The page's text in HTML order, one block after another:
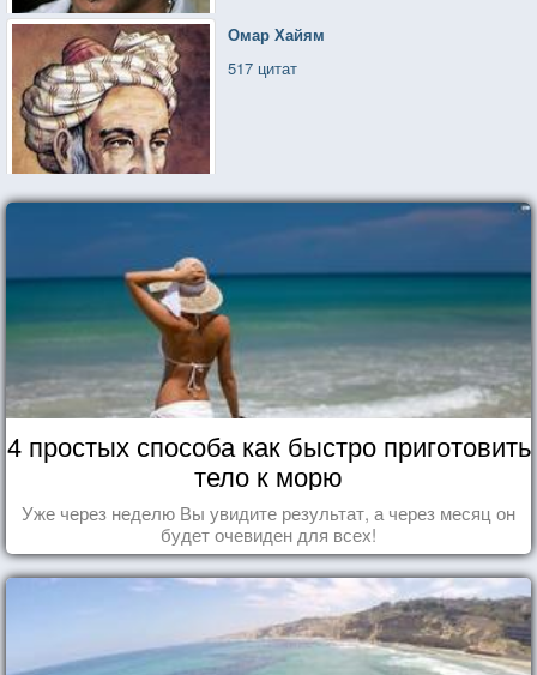
Омар Хайям
517 цитат
4 простых способа как быстро приготовить
тело к морю
Уже через неделю Вы увидите результат, а через месяц он
будет очевиден для всех!